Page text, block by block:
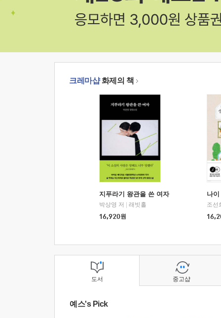
크레마샵화제의 책
지푸라기 왕관을 쓴 여자
박상영 저
래빗홀
16,920원
나
조선
도서
예스's Pick
중고샵